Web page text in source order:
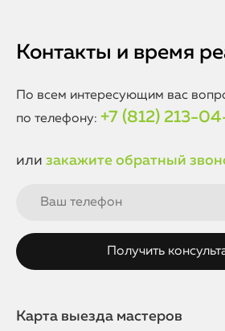
Однако мы стремимся завершить
устройством.
Контакты и время
По всем интересующим вас
по телефону: +7 (812) 213-
или закажите обратный
Карта выезда мастеров